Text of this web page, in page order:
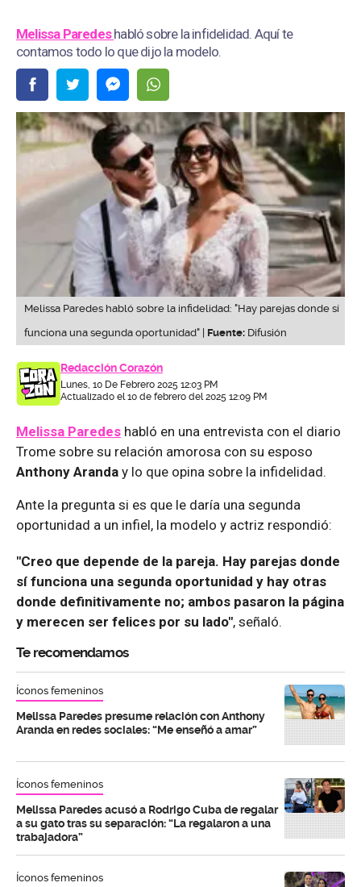
Melissa Paredeshabló sobre la infidelidad. Aquí te
contamos todo lo que dijo la modelo.
Melissa Paredes habló sobre la infidelidad: "Hay parejas donde sí
funciona una segunda oportunidad" | Fuente: Difusión
Redacción Corazón
Lunes, 10 De Febrero 2025 12:03 PM
Actualizado el 10 de febrero del 2025 12:09 PM
Melissa Paredes habló en una entrevista con el diario
Trome sobre su relación amorosa con su esposo
Anthony Aranda y lo que opina sobre la infidelidad.
Ante la pregunta si es que le daría una segunda
oportunidad a un infiel, la modelo y actriz respondió:
"Creo que depende de la pareja. Hay parejas donde
sí funciona una segunda oportunidad y hay otras
donde definitivamente no; ambos pasaron la página
y merecen ser felices por su lado", señaló.
Te recomendamos
Íconos femeninos
Melissa Paredes presume relación con Anthony
Aranda en redes sociales: “Me enseñó a amar”
Íconos femeninos
Melissa Paredes acusó a Rodrigo Cuba de regalar
a su gato tras su separación: “La regalaron a una
trabajadora”
Íconos femeninos